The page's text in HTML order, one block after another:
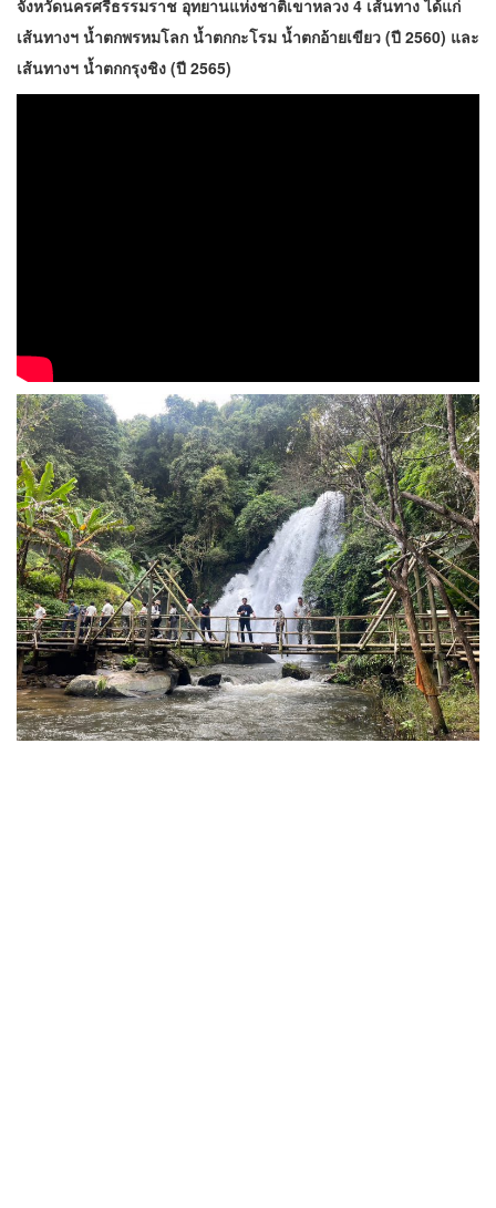
จังหวัดนครศรีธรรมราช อุทยานแห่งชาติเขาหลวง 4 เส้นทาง ได้แก่
เส้นทางฯ น้ำตกพรหมโลก น้ำตกกะโรม น้ำตกอ้ายเขียว (ปี 2560) และ
เส้นทางฯ น้ำตกกรุงชิง (ปี 2565)